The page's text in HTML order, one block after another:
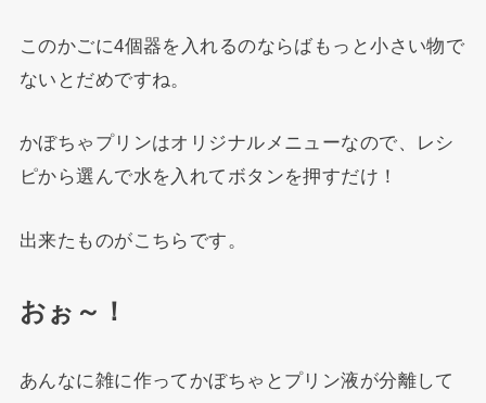
このかごに4個器を入れるのならばもっと小さい物で
ないとだめですね。
かぼちゃプリンはオリジナルメニューなので、レシ
ピから選んで水を入れてボタンを押すだけ！
出来たものがこちらです。
おぉ～！
あんなに雑に作ってかぼちゃとプリン液が分離して